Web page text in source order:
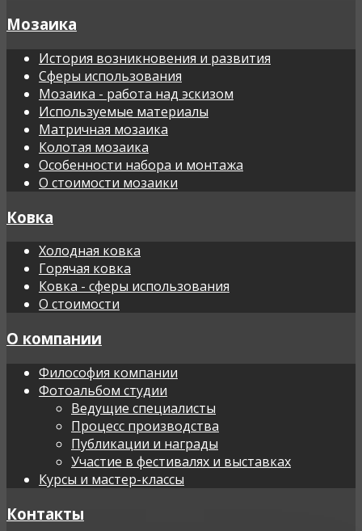
Мозаика
История возникновения и развития
Сферы использования
Мозаика - работа над эскизом
Используемые материалы
Матричная мозаика
Колотая мозаика
Особенности набора и монтажа
О стоимости мозаики
Ковка
Холодная ковка
Горячая ковка
Ковка - сферы использования
О стоимости
О компании
Философия компании
Фотоальбом студии
Ведущие специалисты
Процесс производства
Публикации и награды
Участие в фестивалях и выставках
Курсы и мастер-классы
Контакты